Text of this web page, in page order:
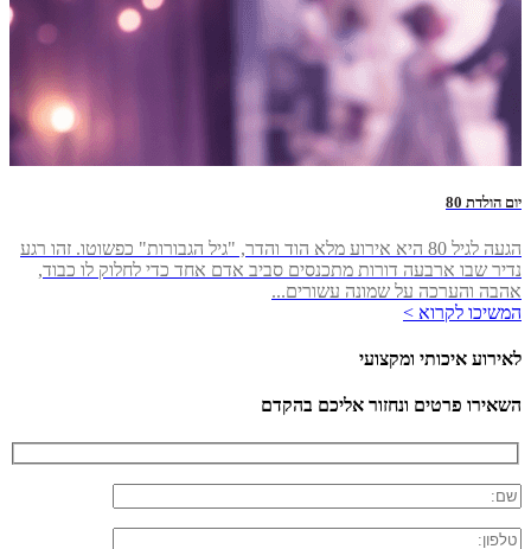
יום הולדת 80
הגעה לגיל 80 היא אירוע מלא הוד והדר, "גיל הגבורות" כפשוטו. זהו רגע
נדיר שבו ארבעה דורות מתכנסים סביב אדם אחד כדי לחלוק לו כבוד,
אהבה והערכה על שמונה עשורים...
המשיכו לקרוא >
לאירוע איכותי ומקצועי
השאירו פרטים ונחזור אליכם בהקדם